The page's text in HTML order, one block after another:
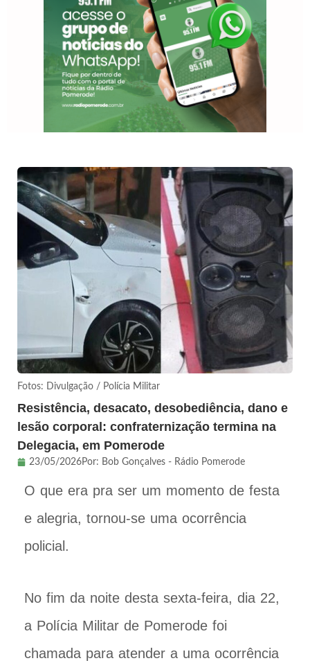
Fotos: Divulgação / Polícia Militar
Resistência, desacato, desobediência, dano e
lesão corporal: confraternização termina na
Delegacia, em Pomerode
23/05/2026Por: Bob Gonçalves - Rádio Pomerode
O que era pra ser um momento de festa
e alegria, tornou-se uma ocorrência
policial.
No fim da noite desta sexta-feira, dia 22,
a Polícia Militar de Pomerode foi
chamada para atender a uma ocorrência